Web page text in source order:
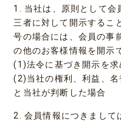
1. 当社は、原則として会
三者に対して開示するこ
号の場合には、会員の事
の他のお客様情報を開示
(1)法令に基づき開示を求
(2)当社の権利、利益、
と当社が判断した場合
2. 会員情報につきまして